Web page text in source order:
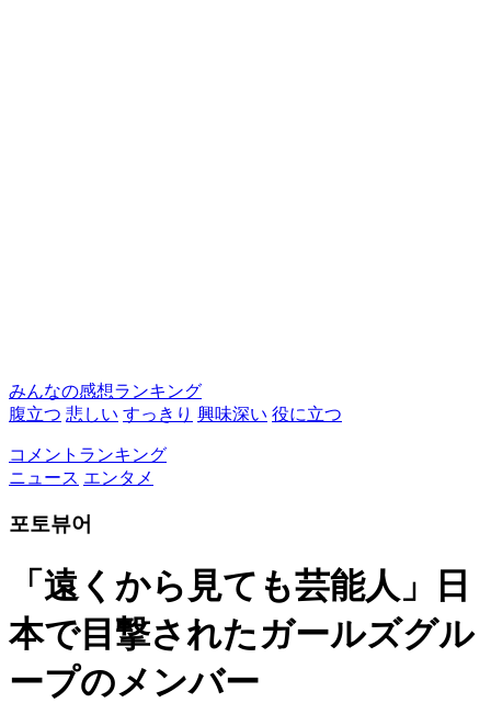
みんなの感想ランキング
腹立つ 悲しい すっきり 興味深い 役に立つ
コメントランキング
ニュース エンタメ
포토뷰어
「遠くから見ても芸能人」日
本で目撃されたガールズグル
ープのメンバー